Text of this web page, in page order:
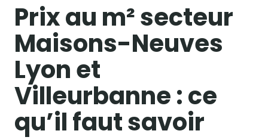
Prix au m² secteur
Maisons-Neuves
Lyon et
Villeurbanne : ce
qu’il faut savoir